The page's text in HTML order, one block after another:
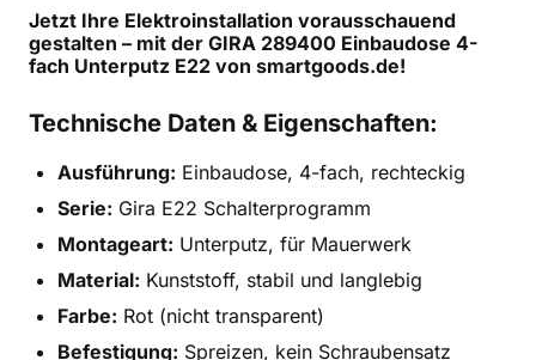
Jetzt Ihre Elektroinstallation vorausschauend
gestalten – mit der GIRA 289400 Einbaudose 4-
fach Unterputz E22 von smartgoods.de!
Technische Daten & Eigenschaften:
Ausführung: Einbaudose, 4-fach, rechteckig
Serie: Gira E22 Schalterprogramm
Montageart: Unterputz, für Mauerwerk
Material: Kunststoff, stabil und langlebig
Farbe: Rot (nicht transparent)
Befestigung: Spreizen, kein Schraubensatz